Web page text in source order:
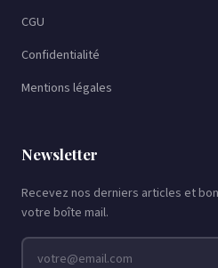
CGU
Confidentialité
Mentions légales
Newsletter
Recevez nos derniers articles et
votre boîte mail.